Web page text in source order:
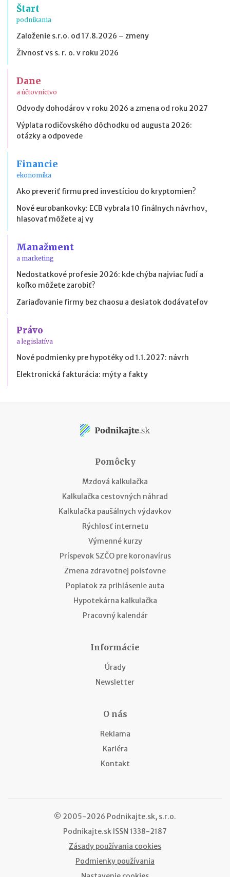
Štart
podnikania
Založenie s.r.o. od 17.8.2026 – zmeny
Živnosť vs s. r. o. v roku 2026
Dane
a účtovníctvo
Odvody dohodárov v roku 2026 a zmena od roku 2027
Výplata rodičovského dôchodku od augusta 2026:
otázky a odpovede
Financie
ekonomika
Ako preveriť firmu pred investíciou do kryptomien?
Nové eurobankovky: ECB vybrala 10 finálnych návrhov,
hlasovať môžete aj vy
Manažment
a marketing
Nedostatkové profesie 2026: kde chýba najviac ľudí a
koľko môžete zarobiť?
Zariaďovanie firmy bez chaosu a desiatok dodávateľov
Právo
a legislatíva
Nové podmienky pre hypotéky od 1.1.2027: návrh
Elektronická fakturácia: mýty a fakty
Pomôcky
Mzdová kalkulačka
Kalkulačka cestovných náhrad
Kalkulačka paušálnych výdavkov
Rýchlosť internetu
Výmenné kurzy
Príspevok SZČO pre koronavírus
Zmena zdravotnej poisťovne
Poplatok za prihlásenie auta
Hypotekárna kalkulačka
Pracovný kalendár
Informácie
Úrady
Newsletter
O nás
Reklama
Kariéra
Kontakt
© 2005-2026 Podnikajte.sk, s.r.o.
Podnikajte.sk ISSN 1338-2187
Zásady používania cookies
Podmienky používania